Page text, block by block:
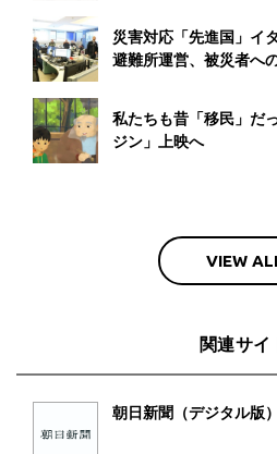
災害対応「先進国」
避難所運営、被災者へ
私たちも昔「移民」だ
ジン」上映へ
VIEW
関連サイ
朝日新聞（デジタル版）